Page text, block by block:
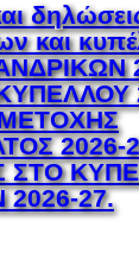
και
2026-
ΣΤΟ
27.